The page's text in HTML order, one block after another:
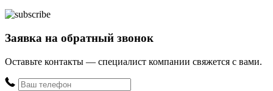
Заявка на обратный звонок
Оставьте контакты — специалист компании свяжется с вами.